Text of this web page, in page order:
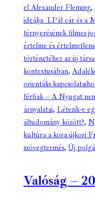
el Alexander Fleming,
ideálja I.Pál cár és a
térnyerésének filmes
értelme és
történetéhez az új
kontextusában,
orientális
férfiak – A Nyugat
árnyalatai, Létezik-e
áltudomány között?,
kultúra a kora újkori
szövegtermés, Új
Valóság –